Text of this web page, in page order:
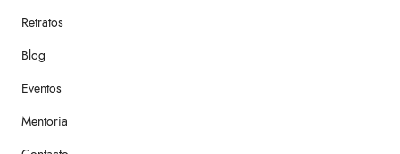
Retratos
Blog
Eventos
Mentoria